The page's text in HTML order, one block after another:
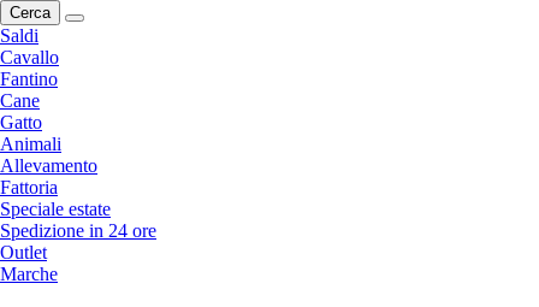
Cerca
Saldi
Cavallo
Fantino
Cane
Gatto
Animali
Allevamento
Fattoria
Speciale estate
Spedizione in 24 ore
Outlet
Marche